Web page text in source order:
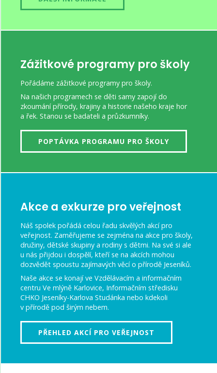
Zážitkové programy pro školy
Pořádáme zážitkové programy pro školy.
Na našich programech se děti samy zapojí do
zkoumání přírody, krajiny a historie našeho kraje hor
a řek. Stanou se badateli a průzkumníky.
POPTÁVKA PROGRAMU PRO ŠKOLY
Akce a exkurze pro veřejnost
Náš spolek pořádá celou řadu skvělých akcí pro
veřejnost. Zaměřujeme se zejména na akce pro školy,
družiny, dětské skupiny a rodiny s dětmi. Na své si ale
u nás přijdou i dospělí, kteří se na akcích mohou
dozvědět spoustu zajímavých věcí o přírodě Jeseníků.
Naše akce se konají ve Vzdělávacím a informačním
centru Ve mlýně Karlovice, Informačním středisku
CHKO Jeseníky-Karlova Studánka nebo kdekoli
v přírodě pod širým nebem.
PŘEHLED AKCÍ PRO VEŘEJNOST